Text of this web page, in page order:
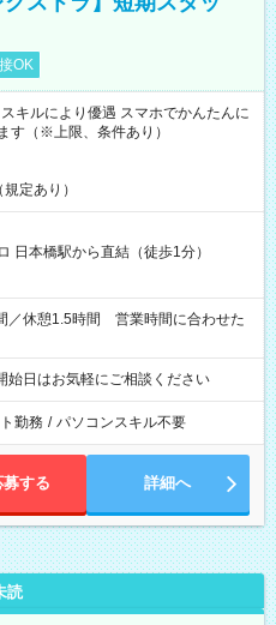
OK
ルにより優遇 スマホでかんたんに
す（※上限、条件あり）
定あり）
本橋駅から直結（徒歩1分）
日はお気軽にご相談ください
勤務 / パソコンスキル不要
募する 詳細へ
読